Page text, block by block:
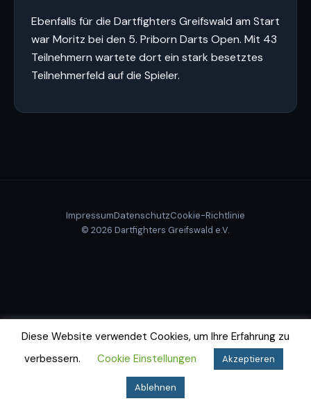
Ebenfalls für die Dartfighters Greifswald am Start
war Moritz bei den 5. Priborn Darts Open. Mit 43
Teilnehmern wartete dort ein stark besetztes
Teilnehmerfeld auf die Spieler.
ImpressumDatenschutzCookie-Richtlinie
© 2026 Dartfighters Greifswald e.V.
Diese Website verwendet Cookies, um Ihre Erfahrung zu
verbessern.
Cookie Einstellungen Akzeptieren
Ablehnen